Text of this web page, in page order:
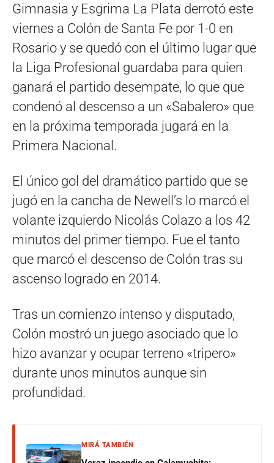
Gimnasia y Esgrima La Plata derrotó este
viernes a Colón de Santa Fe por 1-0 en
Rosario y se quedó con el último lugar que
la Liga Profesional guardaba para quien
ganará el partido desempate, lo que que
condenó al descenso a un «Sabalero» que
en la próxima temporada jugará en la
Primera Nacional.
El único gol del dramático partido que se
jugó en la cancha de Newell’s lo marcó el
volante izquierdo Nicolás Colazo a los 42
minutos del primer tiempo. Fue el tanto
que marcó el descenso de Colón tras su
ascenso logrado en 2014.
Tras un comienzo intenso y disputado,
Colón mostró un juego asociado que lo
hizo avanzar y ocupar terreno «tripero»
durante unos minutos aunque sin
profundidad.
MIRÁ TAMBIÉN